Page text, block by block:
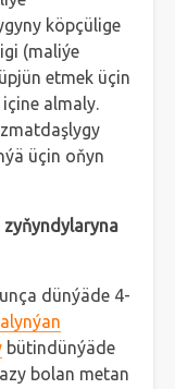
köpçülige
(maliýe
etmek üçin
almaly.
üçin oňyn
zyňyndylaryna
dünýäde 4-
bütindünýäde
bolan metan